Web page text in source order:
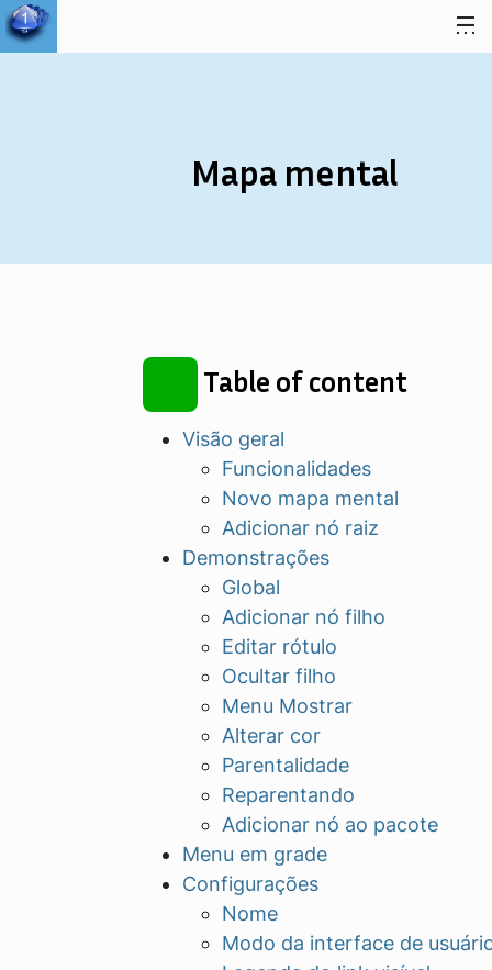
Ir para o conteúdo
Mapa mental
Table of content
Visão geral
Funcionalidades
Novo mapa mental
Adicionar nó raiz
Demonstrações
Global
Adicionar nó filho
Editar rótulo
Ocultar filho
Menu Mostrar
Alterar cor
Parentalidade
Reparentando
Adicionar nó ao pacote
Menu em grade
Configurações
Nome
Modo da interface de